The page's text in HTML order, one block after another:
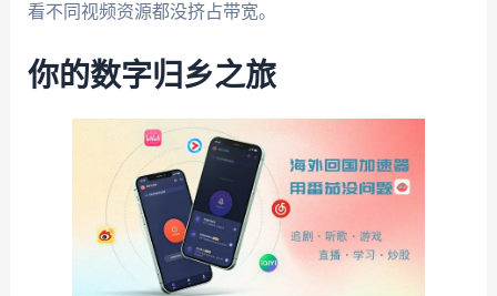
看不同视频资源都没挤占带宽。
你的数字归乡之旅